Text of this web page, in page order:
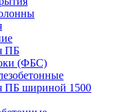
ПБ
(ФБС)
ПБ шириной 1500